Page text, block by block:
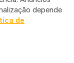
depende
de